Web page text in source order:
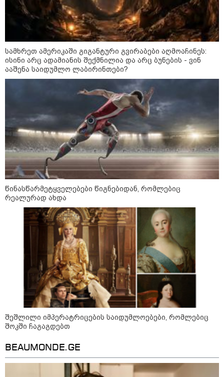
ფული ამ ზოდიაქოს ნიშნების
ხელში აღმოჩნდება: ვინ
გამდიდრდება?
როგორ ჩავიცვათ 40 წლის
შემდეგ: მილიონერების
სტილისტის 8 ოქროს წესი და
აუცილებელი სამოსი
მსოფლიო
სამხრეთ ამერიკაში გიგანტური გვირაბები აღმოაჩინეს:
ისინი არც ადამიანის შექმნილია და არც ბუნების - ვინ
ააშენა საიდუმლო ლაბირინთები?
წინასწარმეტყველებები წიგნებიდან, რომლებიც
რეალურად ახდა
შეშლილი იმპერატრიცების საიდუმლოებები, რომლებიც
შოკში ჩაგაგდებთ
BEAUMONDE.GE